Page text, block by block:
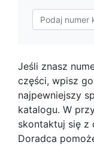
Jeśli znasz
części, wpisz
najpewniejszy
katalogu. W
skontaktuj się z
Doradca